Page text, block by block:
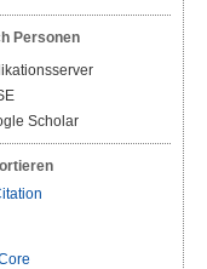
Personen
Scholar